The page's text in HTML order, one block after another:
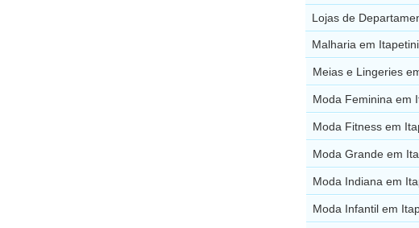
Lojas de
Malharia em
Meias e Lingeries
Moda Feminina em
Moda Fitness em
Moda Grande em
Moda Indiana em
Moda Infantil em